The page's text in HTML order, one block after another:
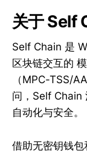
关于 Self
Self Chain 是
区块链交互的
（MPC-TSS/
问，Self Chain
自动化与安全。
借助无密钥钱